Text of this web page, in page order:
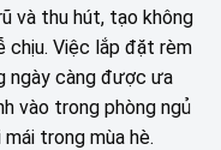
và thu hút, tạo không
chịu. Việc lắp đặt rèm
ngày càng được ưa
vào trong phòng ngủ
trong mùa hè.